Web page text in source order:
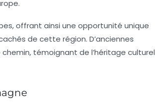
offrant ainsi une opportunité unique
de cette région. D’anciennes
témoignant de l’héritage culturel